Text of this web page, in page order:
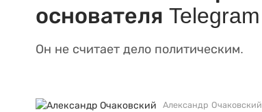
основателя Telegram
Он не считает дело политическим.
Александр Очаковский